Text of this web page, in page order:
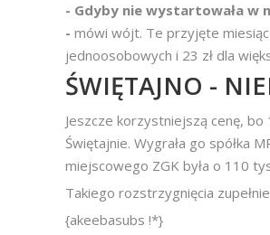
- Gdyby nie wystartowała w
- mówi wójt. Te przyjęte
jednoosobowych i 23 zł dla
ŚWIĘTAJNO -
Jeszcze korzystniejszą cenę,
Świętajnie. Wygrała go spółka
miejscowego ZGK była o 110
Takiego rozstrzygnięcia
{akeebasubs !*}